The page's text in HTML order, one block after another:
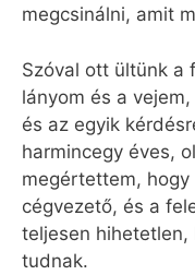
megcsinálni, amit
Szóval ott ültünk a
lányom és a
és az egyik
harmincegy éves,
megértettem,
cégvezető, és a
teljesen hihetetlen,
tudnak.